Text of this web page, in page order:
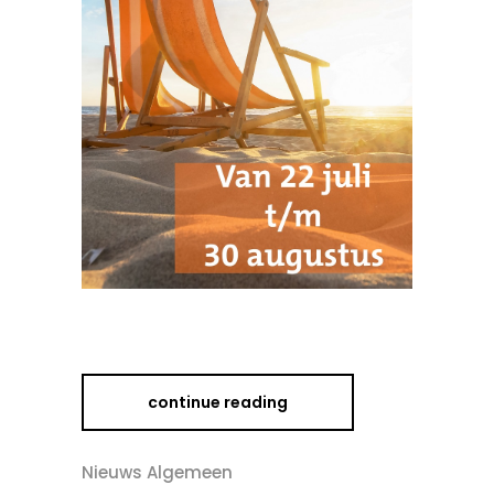
continue reading
Nieuws Algemeen